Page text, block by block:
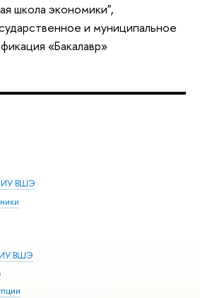
школа экономики",
и муниципальное
«Бакалавр»
ВШЭ
ВШЭ